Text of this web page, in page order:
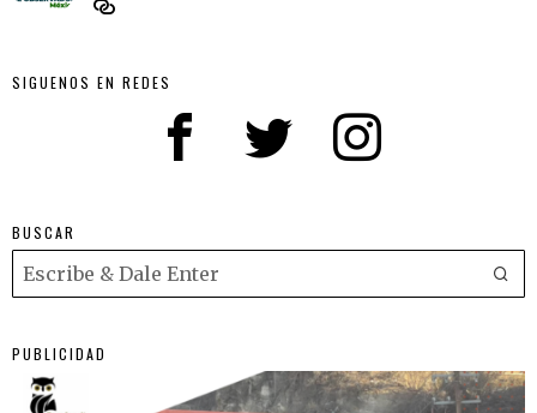
SIGUENOS EN REDES
BUSCAR
PUBLICIDAD